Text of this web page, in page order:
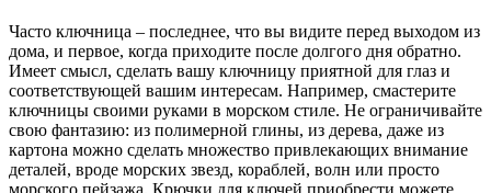
Часто ключница – последнее, что вы видите перед выходом из
дома, и первое, когда приходите после долгого дня обратно.
Имеет смысл, сделать вашу ключницу приятной для глаз и
соответствующей вашим интересам. Например, смастерите
ключницы своими руками в морском стиле. Не ограничивайте
свою фантазию: из полимерной глины, из дерева, даже из
картона можно сделать множество привлекающих внимание
деталей, вроде морских звезд, кораблей, волн или просто
морского пейзажа. Крючки для ключей приобрести можете